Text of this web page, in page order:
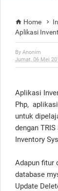
 Home 
Aplikasi
By Anonim
Jumat, 06 Mei
Aplikasi
Php,
untuk
dengan
Inventory
Adapun fitur
database
Update